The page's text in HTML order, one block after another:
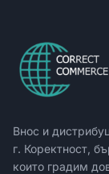
Внос и
г. Коректност,
които градим